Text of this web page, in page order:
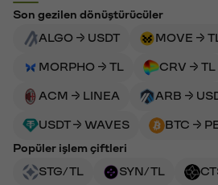
Son gezilen dönüştürücüler
ALGO → USDT
MOVE →
MORPHO → TL CRV → TL
ACM → LINEA ARB →
USDT → WAVES
BTC →
Popüler işlem çiftleri
STG/TL
SYN/TL